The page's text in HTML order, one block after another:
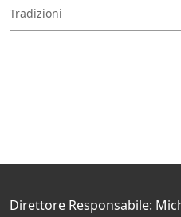
Tradizioni
Direttore Responsabile: